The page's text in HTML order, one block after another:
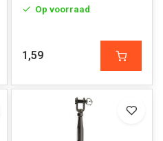
Op voorraad
1,59